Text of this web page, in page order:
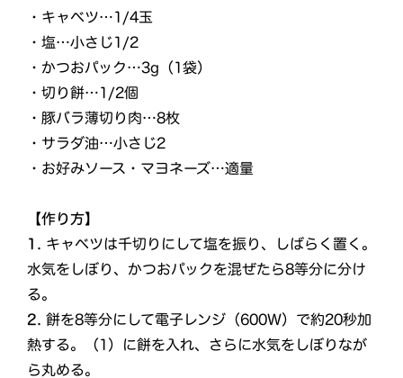
・キャベツ…1/4玉
・塩…小さじ1/2
・かつおパック…3g（1袋）
・切り餅…1/2個
・豚バラ薄切り肉…8枚
・サラダ油…小さじ2
・お好みソース・マヨネーズ…適量
【作り方】
1. キャベツは千切りにして塩を振り、しばらく置く。
水気をしぼり、かつおパックを混ぜたら8等分に分け
る。
2. 餅を8等分にして電子レンジ（600Ｗ）で約20秒加
熱する。（1）に餅を入れ、さらに水気をしぼりなが
ら丸める。